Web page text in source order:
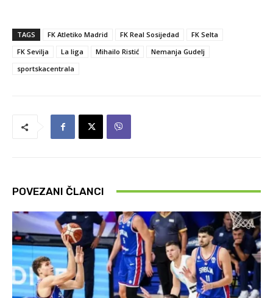
TAGS FK Atletiko Madrid FK Real Sosijedad
FK Selta
FK Sevilja
La liga Mihailo Ristić
Nemanja Gudelj
sportskacentrala
POVEZANI ČLANCI